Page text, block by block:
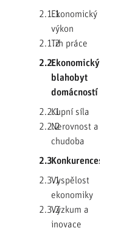
2.1.1Ekonomický
výkon
2.1.2Trh práce
2.2Ekonomický
blahobyt
domácností
2.2.1Kupní síla
2.2.2Nerovnost a
chudoba
2.3Konkurenceschopnost
2.3.1Vyspělost
ekonomiky
2.3.2Výzkum a
inovace